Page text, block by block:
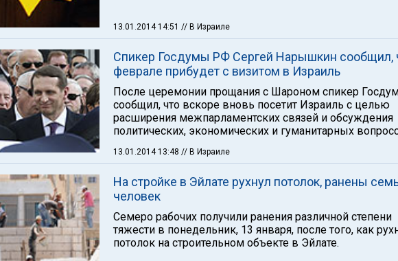
13.01.2014 14:51 // В Израиле
Спикер Госдумы РФ Сергей Нарышкин сообщил,
феврале прибудет с визитом в Израиль
После церемонии прощания с Шароном спикер
сообщил, что вскоре вновь посетит Израиль с целью
расширения межпарламентских связей и обсуждения
политических, экономических и гуманитарных
13.01.2014 13:48 // В Израиле
На стройке в Эйлате рухнул потолок, ранены
человек
Семеро рабочих получили ранения различной степени
тяжести в понедельник, 13 января, после того, как
потолок на строительном объекте в Эйлате.